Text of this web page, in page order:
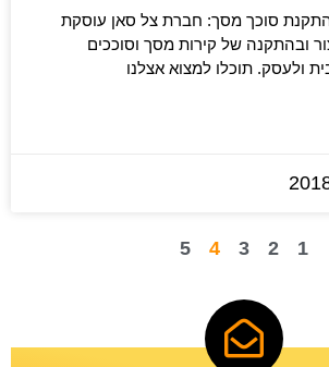
סוכך מסך: חברת צל סאן עוסקת
ובהתקנה של קירות מסך וסוככים
ולעסק. תוכלו למצוא אצלנו
1
2
3
4
5